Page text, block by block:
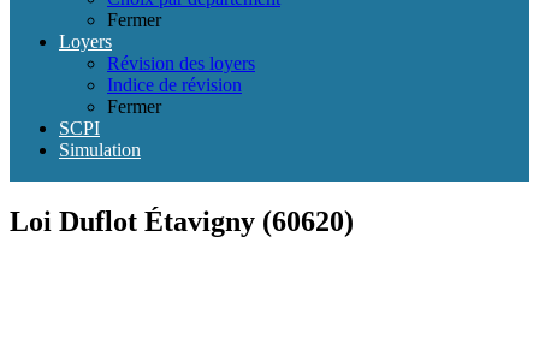
Fermer
Loyers
Révision des loyers
Indice de révision
Fermer
SCPI
Simulation
Loi Duflot Étavigny (60620)